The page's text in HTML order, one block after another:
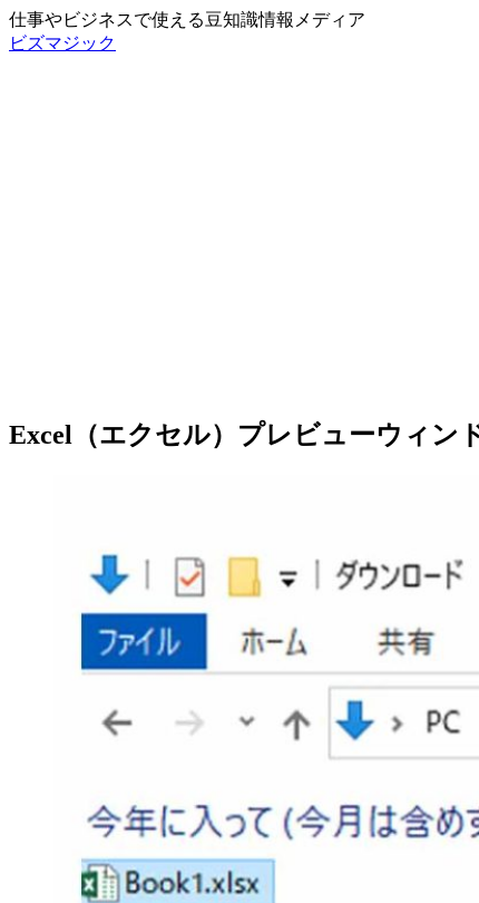
仕事やビジネスで使える豆知識情報メディア
ビズマジック
Excel（エクセル）プレビューウィン